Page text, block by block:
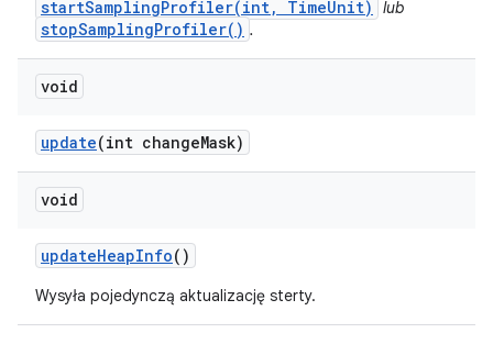
startSamplingProfiler(int, TimeUnit) lub
stopSamplingProfiler() .
void
update(int changeMask)
void
updateHeapInfo()
Wysyła pojedynczą aktualizację sterty.